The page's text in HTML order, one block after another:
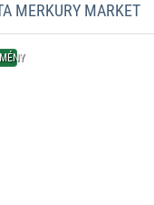
MERKURY MARKET